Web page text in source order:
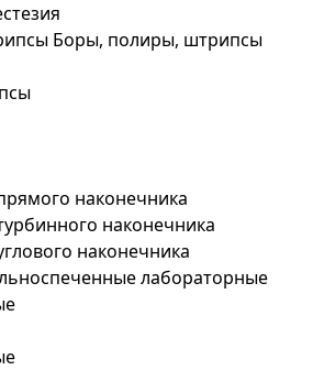
Боры, полиры, штрипсы
наконечника
наконечника
наконечника
лабораторные